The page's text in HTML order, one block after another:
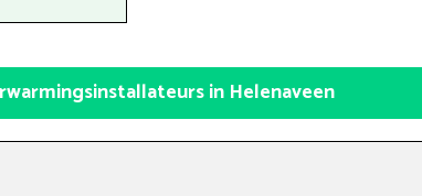
in Helenaveen